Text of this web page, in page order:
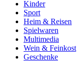
Kinder
Sport
Heim & Reisen
Spielwaren
Multimedia
Wein & Feinkost
Geschenke